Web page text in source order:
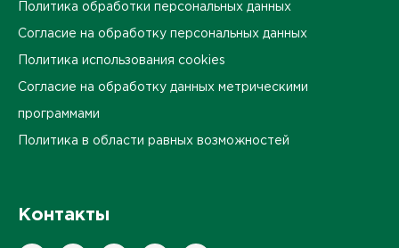
Политика обработки персональных данных
Согласие на обработку персональных данных
Политика использования cookies
Согласие на обработку данных метрическими
программами
Политика в области равных возможностей
Контакты